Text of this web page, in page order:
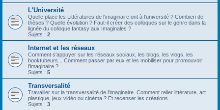
L'Université
Quelle place les Littératures de l'imaginaire ont à l'université ? Combien de
thèses ? Quelle évolution ? Faut-il créer des colloques sur le genre dans la
lignée du colloque fantasy aux Imaginales ?
Sujets : 2
Internet et les réseaux
Comment s'appuyer sur les réseaux sociaux, les blogs, les vlogs, les
booktubeurs... Comment passer par eux et les mobiliser pour promouvoir
l'imaginaire ?
Sujets : 5
Transversalité
Travailler sur la transversalité de l'imaginaire. Comment relier littérature, art
plastique, jeux vidéo ou cinéma ? Et recenser les créations.
Sujets : 3